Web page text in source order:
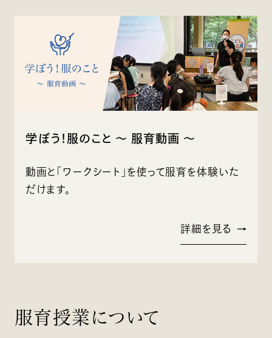
学ぼう！服のこと ～ 服育動画 ～
動画と「ワークシート」を使って服育を体験いた
だけます。
詳細を見る
服育授業について